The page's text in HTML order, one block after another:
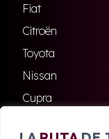
Fiat
Citroën
Toyota
Nissan
Cupra